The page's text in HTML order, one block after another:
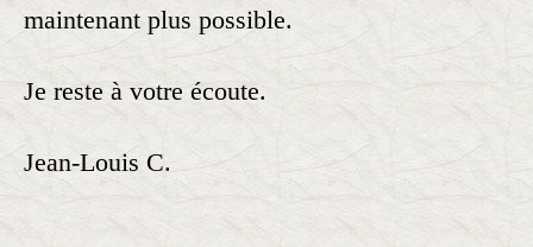
maintenant plus possible.
Je reste à votre écoute.
Jean-Louis C.